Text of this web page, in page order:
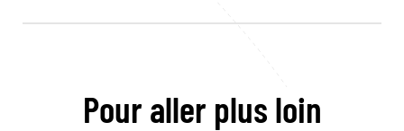
Pour aller plus loin